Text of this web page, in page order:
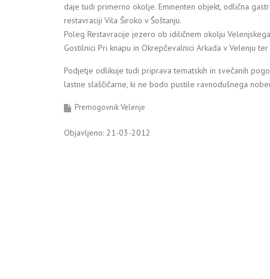
daje tudi primerno okolje. Eminenten objekt, odlična
restavraciji Vila Široko v Šoštanju.
Poleg Restavracije jezero ob idiličnem okolju
Gostilnici Pri knapu in Okrepčevalnici Arkada v Velenju
Podjetje odlikuje tudi priprava tematskih in svečanih
lastne slaščičarne, ki ne bodo pustile ravnodušnega
Premogovnik Velenje
Objavljeno: 21-03-2012